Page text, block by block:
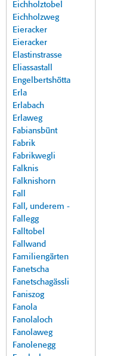
Eichholztobel
Eichholzweg
Eieracker
Eieracker
Elastinstrasse
Eliassastall
Engelbertshötta
Erla
Erlabach
Erlaweg
Fabiansbünt
Fabrik
Fabrikwegli
Falknis
Falknishorn
Fall
Fall, underem -
Fallegg
Falltobel
Fallwand
Familiengärten
Fanetscha
Fanetschagässli
Faniszog
Fanola
Fanolaloch
Fanolaweg
Fanolenegg